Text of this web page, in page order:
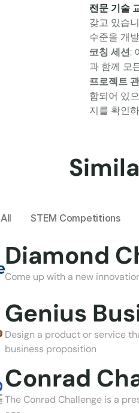
전문 기술
갖고 있습
수준을 개
코칭 세션:
과 함께 모
프로젝트
함되어 있
지를 확인
All STEM Competitions
Diamond
Come up with a new
Genius
Design a product or service
business proposition
Conrad
The Conrad Challenge is a